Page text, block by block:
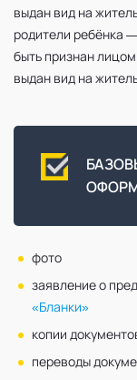
выдан вид на
родители ребёнка
быть признан
выдан вид на
фото
заявление о
«Бланки»
копии
переводы